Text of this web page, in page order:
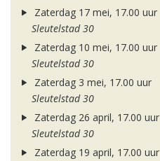
Zaterdag 17 mei, 17.00 uur
Sleutelstad 30
Zaterdag 10 mei, 17.00 uur
Sleutelstad 30
Zaterdag 3 mei, 17.00 uur
Sleutelstad 30
Zaterdag 26 april, 17.00 uur
Sleutelstad 30
Zaterdag 19 april, 17.00 uur